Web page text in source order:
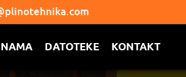
DATOTEKE KONTAKT